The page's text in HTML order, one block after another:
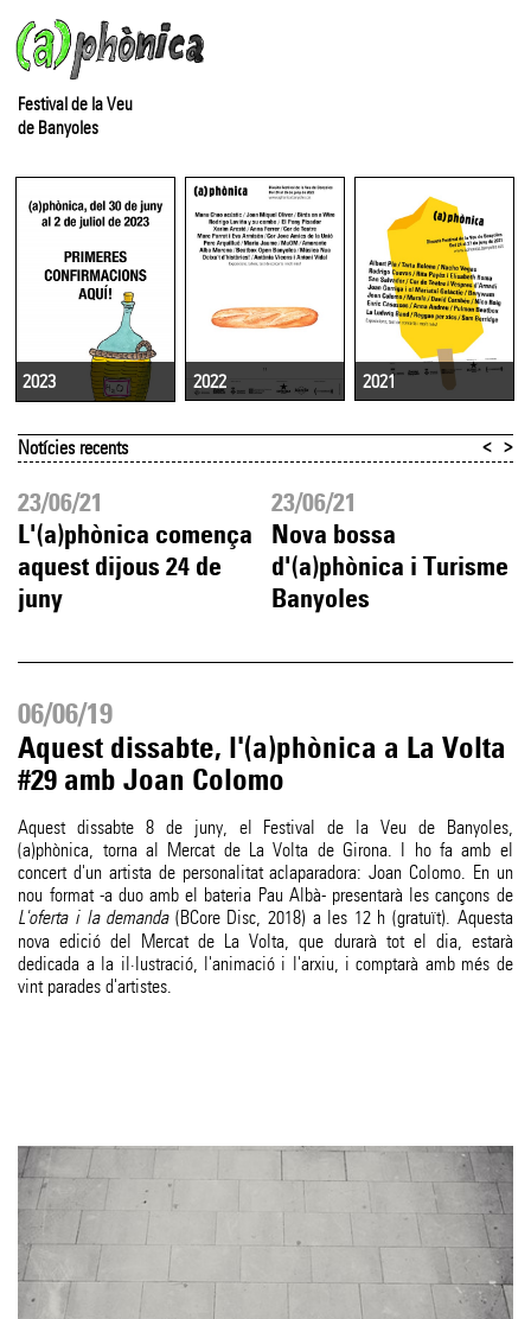
Festival de la Veu
de Banyoles
2023 2022 2021
Notícies recents
23/06/21
L'(a)phònica comença
aquest dijous 24 de
juny
23/06/21
Nova bossa
d'(a)phònica i Turisme
Banyoles
< >
06/06/19
Aquest dissabte, l'(a)phònica a La Volta
#29 amb Joan Colomo
Aquest dissabte 8 de juny, el Festival de la Veu de Banyoles,
(a)phònica, torna al Mercat de La Volta de Girona. I ho fa amb el
concert d'un artista de personalitat aclaparadora: Joan Colomo. En un
nou format -a duo amb el bateria Pau Albà- presentarà les cançons de
L'oferta i la demanda(BCore Disc, 2018) a les 12 h (gratuït). Aquesta
nova edició del Mercat de La Volta, que durarà tot el dia, estarà
dedicada a la il·lustració, l'animació i l'arxiu, i comptarà amb més de
vint parades d'artistes.